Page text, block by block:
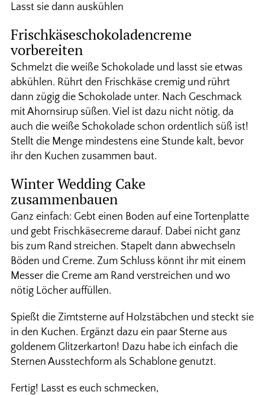
Lasst sie dann auskühlen
Frischkäseschokoladencreme
vorbereiten
Schmelzt die weiße Schokolade und lasst sie etwas
abkühlen. Rührt den Frischkäse cremig und rührt
dann zügig die Schokolade unter. Nach Geschmack
mit Ahornsirup süßen. Viel ist dazu nicht nötig, da
auch die weiße Schokolade schon ordentlich süß ist!
Stellt die Menge mindestens eine Stunde kalt, bevor
ihr den Kuchen zusammen baut.
Winter Wedding Cake
zusammenbauen
Ganz einfach: Gebt einen Boden auf eine Tortenplatte
und gebt Frischkäsecreme darauf. Dabei nicht ganz
bis zum Rand streichen. Stapelt dann abwechseln
Böden und Creme. Zum Schluss könnt ihr mit einem
Messer die Creme am Rand verstreichen und wo
nötig Löcher auffüllen.
Spießt die Zimtsterne auf Holzstäbchen und steckt sie
in den Kuchen. Ergänzt dazu ein paar Sterne aus
goldenem Glitzerkarton! Dazu habe ich einfach die
Sternen Ausstechform als Schablone genutzt.
Fertig! Lasst es euch schmecken,